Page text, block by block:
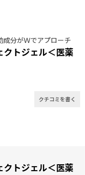
分がＷでアプローチ
クトジェル＜医薬
クチコミを書く
クトジェル＜医薬